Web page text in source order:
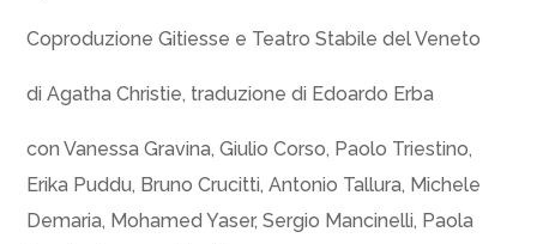
Coproduzione Gitiesse e Teatro Stabile del Veneto
di Agatha Christie, traduzione di Edoardo Erba
con Vanessa Gravina, Giulio Corso, Paolo Triestino,
Erika Puddu, Bruno Crucitti, Antonio Tallura, Michele
Demaria, Mohamed Yaser, Sergio Mancinelli, Paola